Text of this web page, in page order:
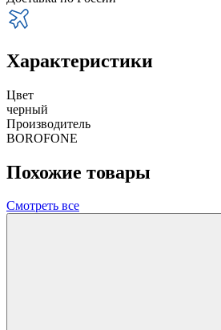
Характеристики
Цвет
черный
Производитель
BOROFONE
Похожие товары
Смотреть все